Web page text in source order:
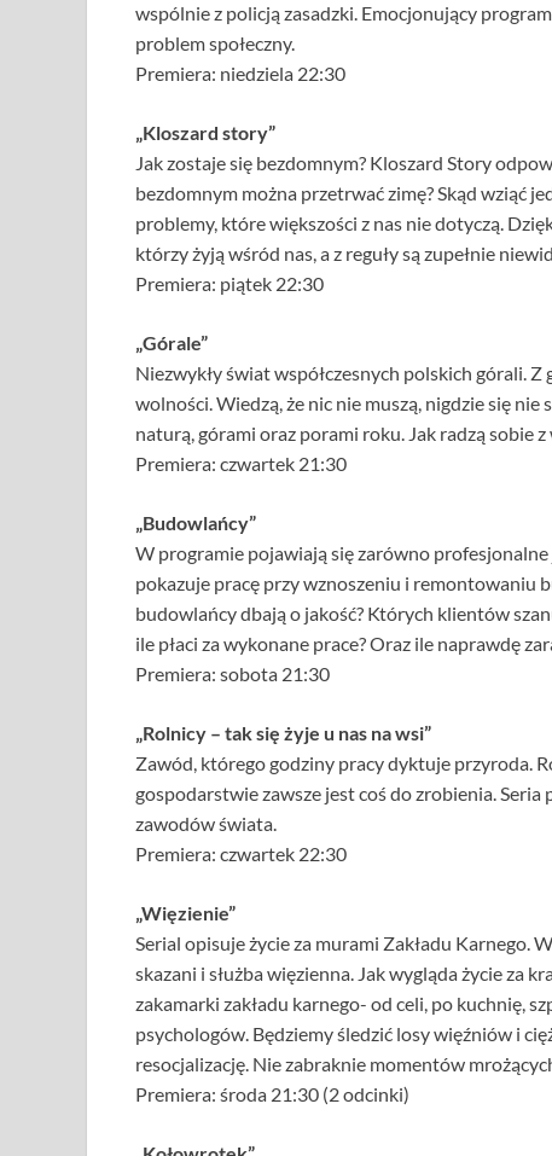
wspólnie z policją zasadzki. Emocjonujący
problem społeczny.
Premiera: niedziela 22:30
„Kloszard story”
Jak zostaje się bezdomnym? Kloszard Story
bezdomnym można przetrwać zimę? Skąd wziąć
problemy, które większości z nas nie dotyczą.
którzy żyją wśród nas, a z reguły są zupełnie
Premiera: piątek 22:30
„Górale”
Niezwykły świat współczesnych polskich górali. Z
wolności. Wiedzą, że nic nie muszą, nigdzie się
naturą, górami oraz porami roku. Jak radzą sobie
Premiera: czwartek 21:30
„Budowlańcy”
W programie pojawiają się zarówno
pokazuje pracę przy wznoszeniu i remontowaniu
budowlańcy dbają o jakość? Których klientów
ile płaci za wykonane prace? Oraz ile naprawdę
Premiera: sobota 21:30
„Rolnicy – tak się żyje u nas na wsi”
Zawód, którego godziny pracy dyktuje przyroda.
gospodarstwie zawsze jest coś do zrobienia.
zawodów świata.
Premiera: czwartek 22:30
„Więzienie”
Serial opisuje życie za murami Zakładu Karnego.
skazani i służba więzienna. Jak wygląda życie za
zakamarki zakładu karnego- od celi, po kuchnię,
psychologów. Będziemy śledzić losy więźniów i
resocjalizację. Nie zabraknie momentów
Premiera: środa 21:30 (2 odcinki)